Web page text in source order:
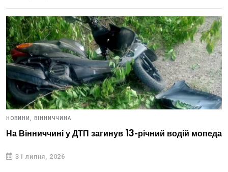
НОВИНИ, ВІННИЧЧИНА
На Вінниччині у ДТП загинув 13-річний водій мопеда
31 липня, 2026